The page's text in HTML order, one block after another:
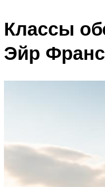
Классы
Эйр Франс